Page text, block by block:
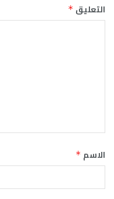
التعليق *
الاسم *